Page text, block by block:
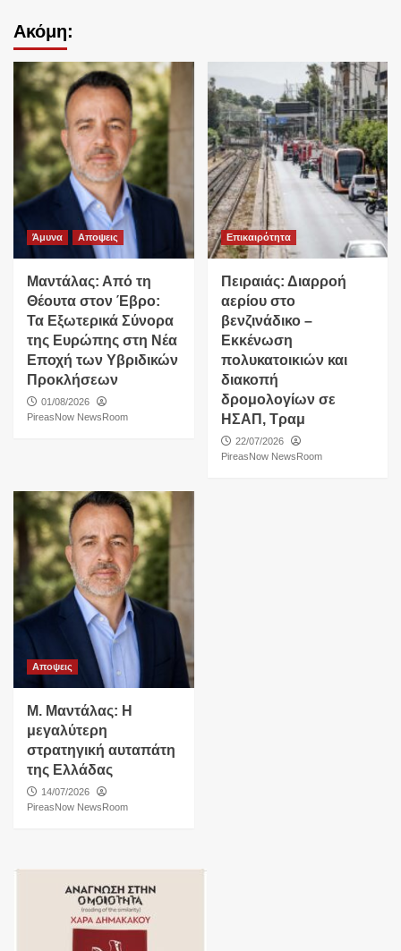
Ακόμη:
Άμυνα Αποψεις
Μαντάλας: Από τη
Θέουτα στον Έβρο:
Τα Εξωτερικά Σύνορα
της Ευρώπης στη Νέα
Εποχή των Υβριδικών
Προκλήσεων
01/08/2026
PireasNow NewsRoom
Επικαιρότητα
Πειραιάς: Διαρροή
αερίου στο
βενζινάδικο –
Εκκένωση
πολυκατοικιών και
διακοπή
δρομολογίων σε
ΗΣΑΠ, Τραμ
22/07/2026
PireasNow NewsRoom
Αποψεις
Μ. Μαντάλας: Η
μεγαλύτερη
στρατηγική αυταπάτη
της Ελλάδας
14/07/2026
PireasNow NewsRoom